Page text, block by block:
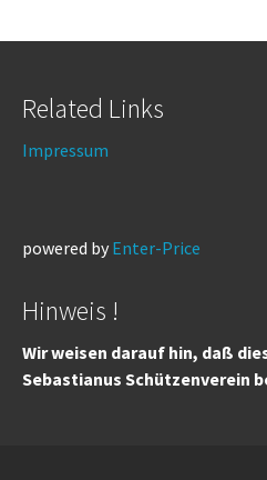
Related Links
Impressum
powered by Enter-Price
Hinweis !
Wir weisen darauf hin, daß
Sebastianus Schützenverein